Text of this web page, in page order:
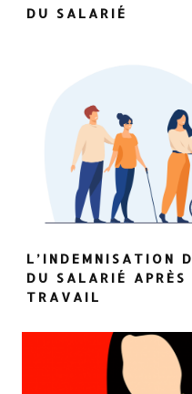
DU SALARIÉ
L’INDEMNISATION
DU SALARIÉ
TRAVAIL